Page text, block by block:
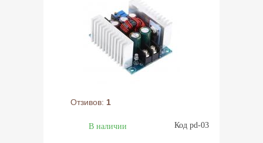
Отзивов: 1
В наличии Код pd-03